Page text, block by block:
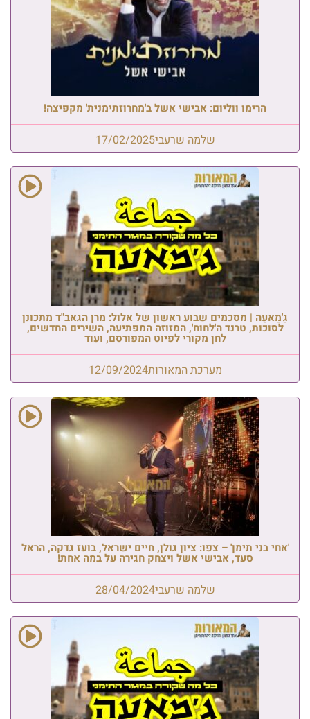
הרימו ווליום: אבישי אשל ב'מחרוזתימנית' מקפיצה!
שלמה שרעבי17/02/2025
גַ'מַאעַה | מסכמים שבוע ראשון של אלול: מרן הגאב"ד מתכונן
לסוכות, טרנד ה'לחוח', המזוזה המפתיעה, השירים החדשים,
לחן מקורי לפיוט המפורסם, ועוד
מערכת המאורות12/09/2024
'אחי בני תימן' – צפו: ציון גולן, חיים ישראל, בועז גדקה, הראל
סעד, אבישי אשל ויצחק חגירה על במה אחת!
שלמה שרעבי28/04/2024